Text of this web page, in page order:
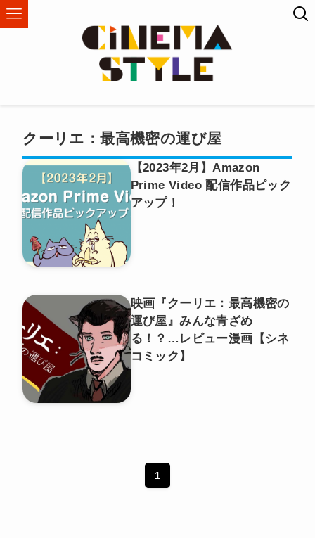
クーリエ：最高機密の運び屋
【2023年2月】Amazon
Prime Video 配信作品ピック
アップ！
映画『クーリエ：最高機密の
運び屋』みんな青ざめ
る！？…レビュー漫画【シネ
コミック】
1